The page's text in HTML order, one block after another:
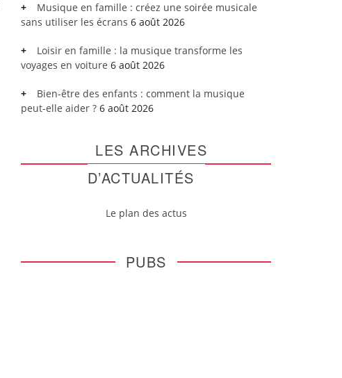
Musique en famille : créez une soirée musicale
sans utiliser les écrans 6 août 2026
Loisir en famille : la musique transforme les
voyages en voiture 6 août 2026
Bien-être des enfants : comment la musique
peut-elle aider ? 6 août 2026
LES ARCHIVES
D’ACTUALITÉS
Le plan des actus
PUBS